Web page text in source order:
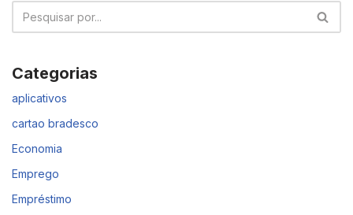
Categorias
aplicativos
cartao bradesco
Economia
Emprego
Empréstimo